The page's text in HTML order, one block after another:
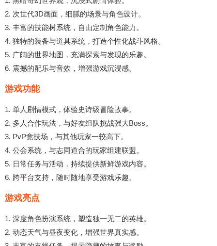
2. 次世代3D画面，细腻的场景与角色设计。
3. 丰富的技能树系统，自由定制角色能力。
4. 独特的装备与道具系统，打造个性化战斗风格。
5. 广阔的世界地图，充满探索与发现的乐趣。
6. 震撼的配乐与音效，增强游戏沉浸感。
游戏功能
1. 单人剧情模式，体验史诗级冒险故事。
2. 多人合作玩法，与好友组队挑战强大Boss。
3. PvP竞技场，与其他玩家一较高下。
4. 公会系统，与志同道合的玩家组建联盟。
5. 日常任务与活动，持续提供新鲜游戏内容。
6. 跨平台支持，随时随地享受游戏乐趣。
游戏亮点
1. 深度角色扮演系统，塑造独一无二的英雄。
2. 动态天气与昼夜变化，增强世界真实感。